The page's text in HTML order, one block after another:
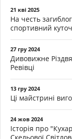
21 кві 2025
На честь
спортивний
27 гру 2024
Дивовижне
Ревівці
13 гру 2024
Ці майстрині
24 жов 2024
Історія про